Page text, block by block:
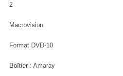
2
Macrovision
Format DVD-10
Boîtier : Amaray